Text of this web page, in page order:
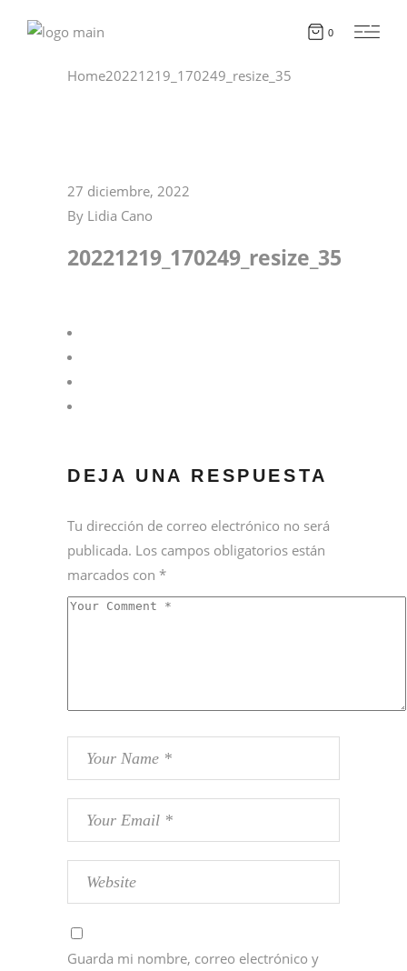
0
Home20221219_170249_resize_35
27 diciembre, 2022
By Lidia Cano
20221219_170249_resize_35
DEJA UNA RESPUESTA
Tu dirección de correo electrónico no será
publicada. Los campos obligatorios están
marcados con *
Guarda mi nombre, correo electrónico y